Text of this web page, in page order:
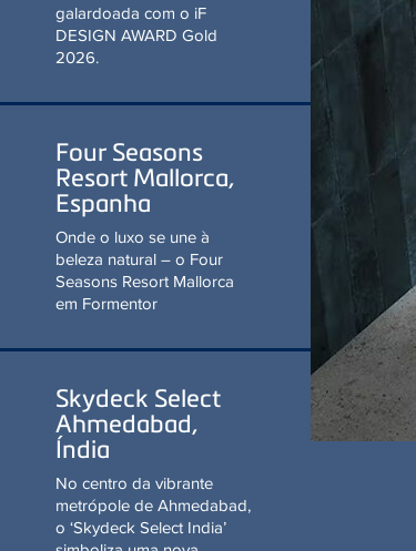
MAIS INFORMAÇÕES
Four Seasons Resort
Mallorca, Espanha
Onde o luxo se une à beleza
natural – o Four Seasons
Resort Mallorca em Formentor
Skydeck Select
Ahmedabad, Índia
No centro da vibrante
‘Skydeck Select India’ simboliza
uma nova geração de vida
urbana.